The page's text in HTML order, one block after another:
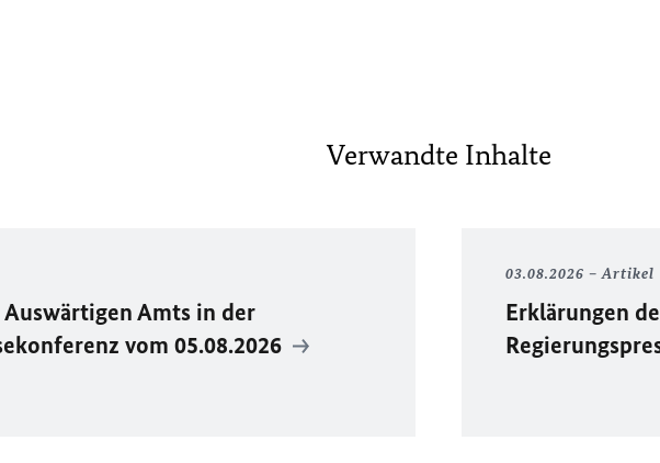
Verwandte Inhalte
Amts in der
vom 05.08.2026
03.08.2026 Artikel
Erklärungen